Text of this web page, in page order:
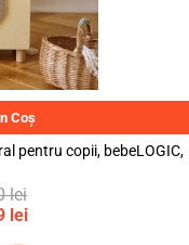
Coș
pentru copii, bebeLOGIC,
lei
lei